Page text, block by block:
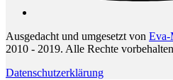
Ausgedacht und umgesetzt von Eva-
2010 - 2019. Alle Rechte
Datenschutzerklärung